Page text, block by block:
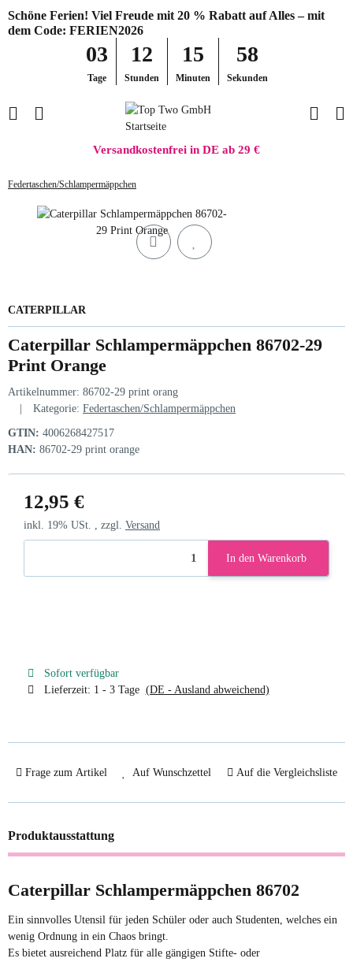
Schöne Ferien! Viel Freude mit 20 % Rabatt auf Alles – mit
dem Code: FERIEN2026
03
Tage
12
Stunden
15
Minuten
58
Sekunden
Versandkostenfrei in DE ab 29 €
Federtaschen/Schlampermäppchen
CATERPILLAR
Caterpillar Schlampermäppchen 86702-29
Print Orange
Artikelnummer: 86702-29 print orang
Kategorie: Federtaschen/Schlampermäppchen
GTIN: 4006268427517
HAN: 86702-29 print orange
12,95 €
inkl. 19% USt. , zzgl. Versand
In den Warenkorb
Sofort verfügbar
Lieferzeit: 1 - 3 Tage (DE - Ausland abweichend)
Frage zum Artikel Auf Wunschzettel Auf die Vergleichsliste
Produktausstattung
Caterpillar Schlampermäppchen 86702
Ein sinnvolles Utensil für jeden Schüler oder auch Studenten, welches ein
wenig Ordnung in ein Chaos bringt.
Es bietet ausreichend Platz für alle gängigen Stifte- oder